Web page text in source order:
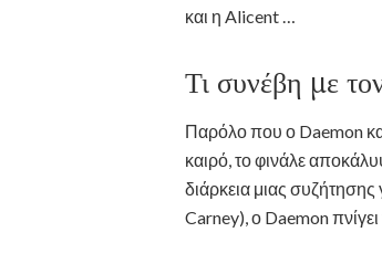
και η Alicent …
Τι συνέβη με
Παρόλο που ο Daemon
καιρό, το φινάλε
διάρκεια μιας
Carney), ο Daemon